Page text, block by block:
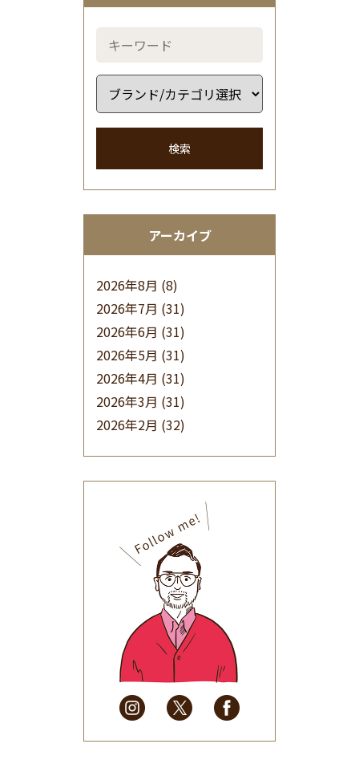
検索
アーカイブ
2026年8月 (8)
2026年7月 (31)
2026年6月 (31)
2026年5月 (31)
2026年4月 (31)
2026年3月 (31)
2026年2月 (32)
(32)
2025年9月(30)
2025年8月(31)
2025年7月(37)
2025年6月(48)
2025年5月
(41)
2025年4月
(32)
2025年3月(31)
2025年2月
(28)
2025年1月
(34)